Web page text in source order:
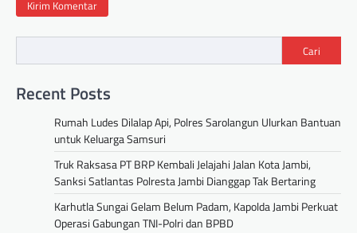
Cari
Recent Posts
Rumah Ludes Dilalap Api, Polres Sarolangun Ulurkan Bantuan
untuk Keluarga Samsuri
Truk Raksasa PT BRP Kembali Jelajahi Jalan Kota Jambi,
Sanksi Satlantas Polresta Jambi Dianggap Tak Bertaring
Karhutla Sungai Gelam Belum Padam, Kapolda Jambi Perkuat
Operasi Gabungan TNI-Polri dan BPBD